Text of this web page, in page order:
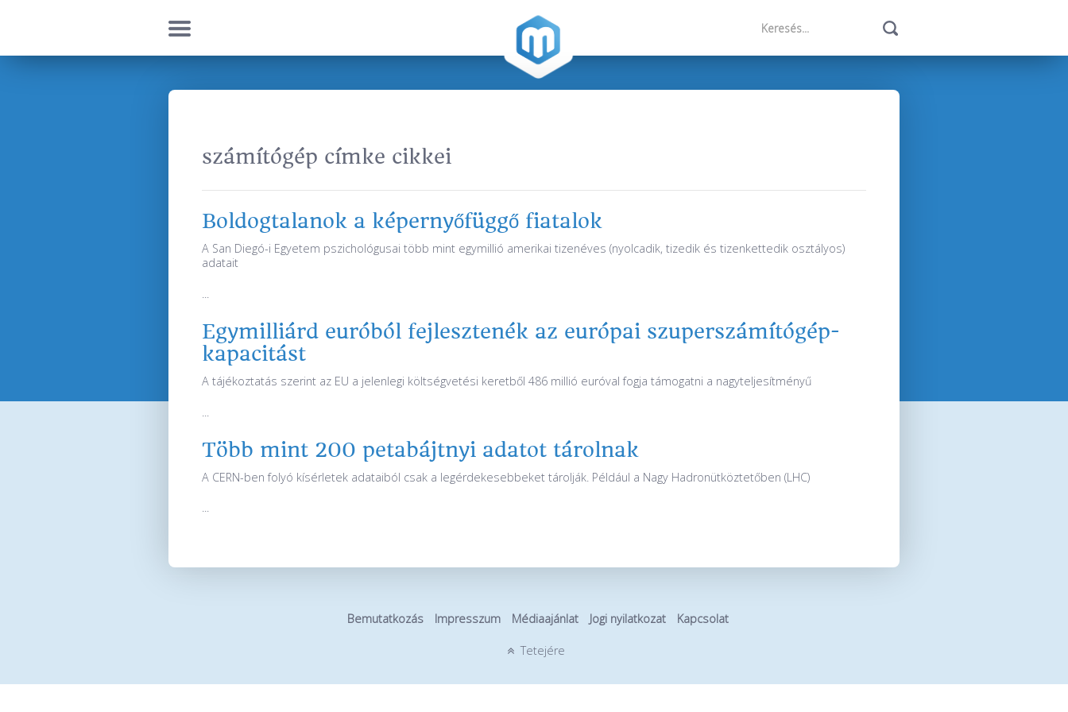
számítógép címke cikkei
Boldogtalanok a képernyőfüggő fiatalok
A San Diegó-i Egyetem pszichológusai több mint egymillió amerikai tizenéves (nyolcadik, tizedik és tizenkettedik osztályos)
adatait
Egymilliárd euróból fejlesztenék az európai szuperszámítógép-
kapacitást
A tájékoztatás szerint az EU a jelenlegi költségvetési keretből 486 millió euróval fogja támogatni a nagyteljesítményű
Több mint 200 petabájtnyi adatot tárolnak
A CERN-ben folyó kísérletek adataiból csak a legérdekesebbeket tárolják. Például a Nagy Hadronütköztetőben (LHC)
...
Bemutatkozás Impresszum Médiaajánlat Jogi nyilatkozat Kapcsolat
Tetejére